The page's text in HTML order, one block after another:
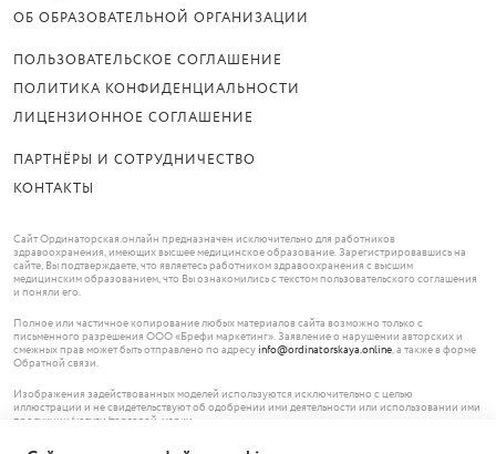
ОБ ОБРАЗОВАТЕЛЬНОЙ ОРГАНИЗАЦИИ
ПОЛЬЗОВАТЕЛЬСКОЕ СОГЛАШЕНИЕ
ПОЛИТИКА КОНФИДЕНЦИАЛЬНОСТИ
ЛИЦЕНЗИОННОЕ СОГЛАШЕНИЕ
ПАРТНЁРЫ И СОТРУДНИЧЕСТВО
КОНТАКТЫ
Сайт Ординаторская.онлайн предназначен исключительно для работников
здравоохранения, имеющих высшее медицинское образование. Зарегистрировавшись на
сайте, Вы подтверждаете, что являетесь работником здравоохранения с высшим
медицинским образованием, что Вы ознакомились с текстом пользовательского соглашения
и поняли его.
Полное или частичное копирование любых материалов сайта возможно только с
письменного разрешения ООО «Брефи маркетинг». Заявление о нарушении авторских и
смежных прав может быть отправлено по адресу info@ordinatorskaya.online, а также в форме
Обратной связи.
Изображения задействованных моделей используются исключительно с целью
иллюстрации и не свидетельствуют об одобрении ими деятельности или использовании ими
продукции/услуги/торговой марки.